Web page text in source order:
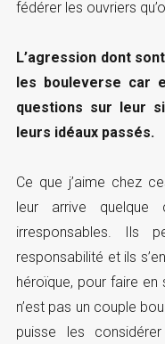
fédérer les ouvriers
L’agression dont
les bouleverse car
questions sur leur
leurs idéaux passés.
Ce que j’aime chez
leur arrive
irresponsables. Ils
responsabilité et ils
héroïque, pour faire
n’est pas un couple
puisse les